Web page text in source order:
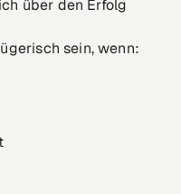
über den Erfolg
sein, wenn: